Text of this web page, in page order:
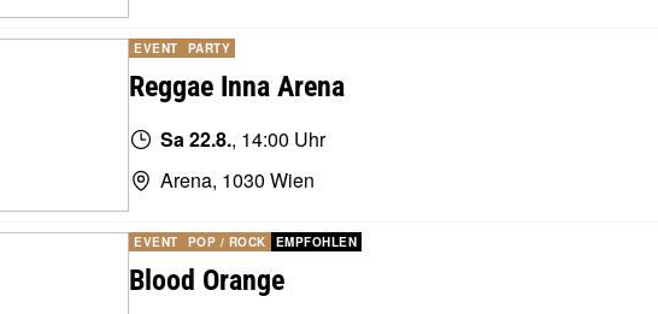
EVENT PARTY
Reggae Inna Arena
Sa 22.8., 14:00 Uhr
Arena, 1030 Wien
EVENT POP / ROCK EMPFOHLEN
Blood Orange